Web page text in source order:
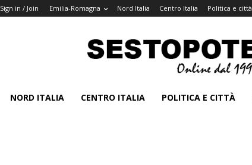
Sign in / Join Emilia-Romagna Nord Italia Centro Italia Politica e città
NORD ITALIA CENTRO ITALIA POLITICA E CITTÀ